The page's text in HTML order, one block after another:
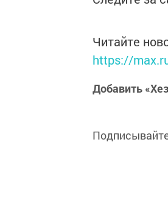
Читайте
https://
Добавить